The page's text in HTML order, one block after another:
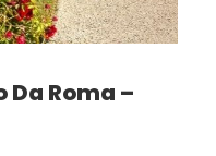
Da Roma –